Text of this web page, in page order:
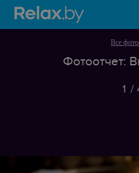
Все
Фотоотчет:
1 /